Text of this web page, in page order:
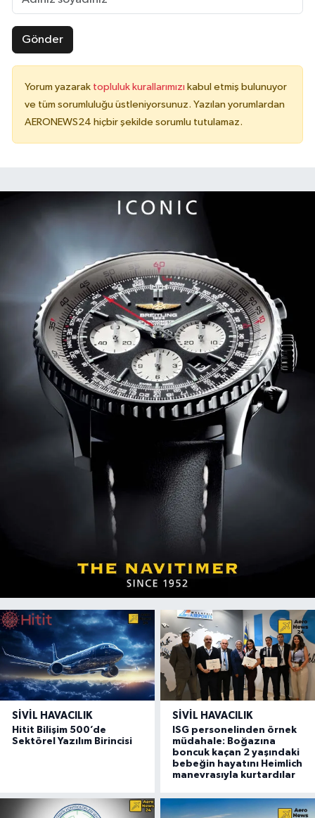
Gönder
Yorum yazarak topluluk kurallarımızı kabul etmiş bulunuyor
ve tüm sorumluluğu üstleniyorsunuz. Yazılan yorumlardan
AERONEWS24 hiçbir şekilde sorumlu tutulamaz.
SIVIL HAVACILIK
Hitit Bilişim 500’de
Sektörel Yazılım Birincisi
SIVIL HAVACILIK
ISG personelinden örnek
müdahale: Boğazına
boncuk kaçan 2 yaşındaki
bebeğin hayatını Heimlich
manevrasıyla kurtardılar